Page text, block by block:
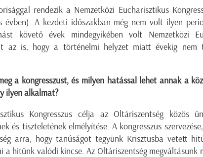
rendezik a Nemzetközi Eucharisztikus
évben). A kezdeti időszakban még nem volt ilyen
követő évek mindegyikében volt Nemzetközi
az is, hogy a történelmi helyzet miatt évekig nem
a kongresszust, és milyen hatással lehet annak a
ilyen alkalmat?
Kongresszus célja az Oltáriszentség közös
és tiszteletének elmélyítése. A kongresszus
arra, hogy tanúságot tegyünk Krisztusba vetett
a hitünk valódi kincse. Az Oltáriszentség megváltásunk